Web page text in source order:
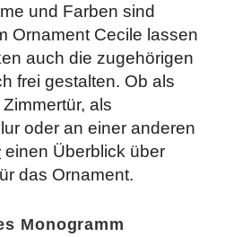
und Farben sind
Ornament Cecile lassen
auch die zugehörigen
frei gestalten. Ob als
als
oder an einer anderen
einen Überblick über
das Ornament.
Monogramm